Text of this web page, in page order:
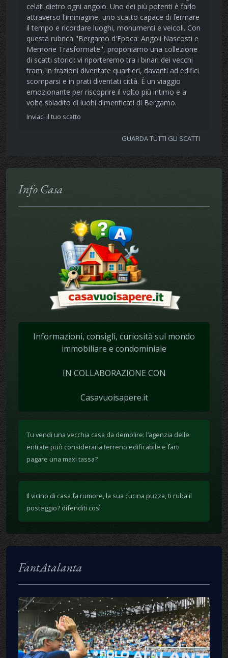
celati dietro ogni angolo. Uno dei più potenti è farlo
attraverso l'immagine, uno scatto capace di fermare
il tempo e ricordare luoghi, monumenti e veicoli. Con
questa rubrica "Bergamo d'Epoca: Angoli Nascosti e
Memorie Trasformate", proponiamo una collezione
di scatti storici: vi riporteremo tra i binari dei vecchi
tram, in frazioni diventate quartieri, davanti ad edifici
scomparsi e in prati diventati città. È un viaggio
emozionante per riscoprire il volto più intimo e a
volte sbiadito di luohi dimenticati di Bergamo.
Inviaci il tuo scatto
GUARDA TUTTI GLI SCATTI
Info Casa
Informazioni, consigli, curiosità sul mondo
immobiliare e condominiale
IN COLLABORAZIONE CON
Casavuoisapere.it
Tu vendi una vecchia casa da demolire: l’agenzia delle
entrate può considerarla terreno edificabile e farti
pagare una maxi tassa?
Il vicino di casa fa rumore, la sua cucina puzza, ti ruba il
posteggio? difenditi così
FantAtalanta